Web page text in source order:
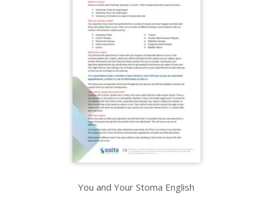
You and Your Stoma English